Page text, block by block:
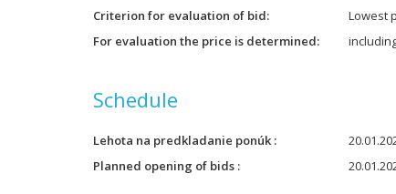
Criterion for evaluation of bid
Lowest
For evaluation the price is determined
Schedule
Lehota na predkladanie ponúk
Planned opening of bids